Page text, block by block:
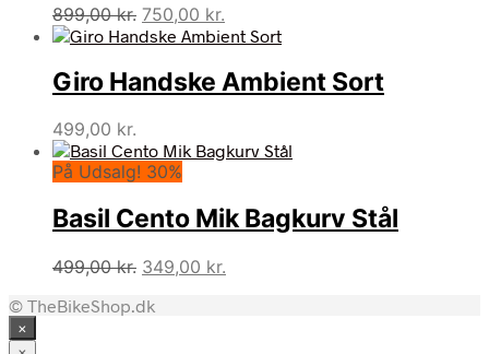
899,00kr. Den
oprindelige
var:
899,00 kr..
750,00 kr.
aktuelle
er:
750,00 kr..
Giro Handske Ambient Sort
499,00 kr.
På Udsalg! 30%
Basil Cento Mik Bagkurv Stål
499,00kr. Den
pris
349,00 kr.
© TheBikeShop.dk
×